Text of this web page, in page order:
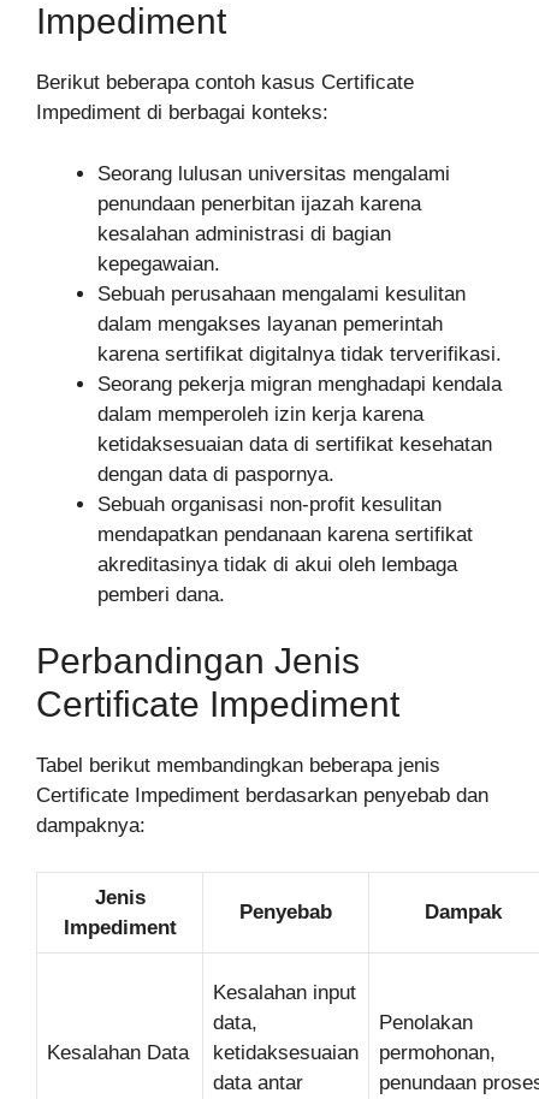
Impediment
Berikut beberapa contoh kasus Certificate
Impediment di berbagai konteks:
Seorang lulusan universitas mengalami
penundaan penerbitan ijazah karena
kesalahan administrasi di bagian
kepegawaian.
Sebuah perusahaan mengalami kesulitan
dalam mengakses layanan pemerintah
karena sertifikat digitalnya tidak terverifikasi.
Seorang pekerja migran menghadapi kendala
dalam memperoleh izin kerja karena
ketidaksesuaian data di sertifikat kesehatan
dengan data di paspornya.
Sebuah organisasi non-profit kesulitan
mendapatkan pendanaan karena sertifikat
akreditasinya tidak di akui oleh lembaga
pemberi dana.
Perbandingan Jenis
Certificate Impediment
Tabel berikut membandingkan beberapa jenis
Certificate Impediment berdasarkan penyebab dan
dampaknya:
Jenis
Impediment
Penyebab Dampak
Kesalahan Data
Kesalahan input
data,
ketidaksesuaian
data antar
Penolakan
permohonan,
penundaan